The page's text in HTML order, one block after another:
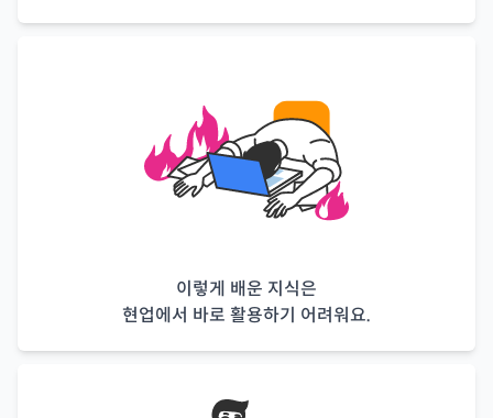
이렇게 배운 지식은
현업에서 바로 활용하기 어려워요.